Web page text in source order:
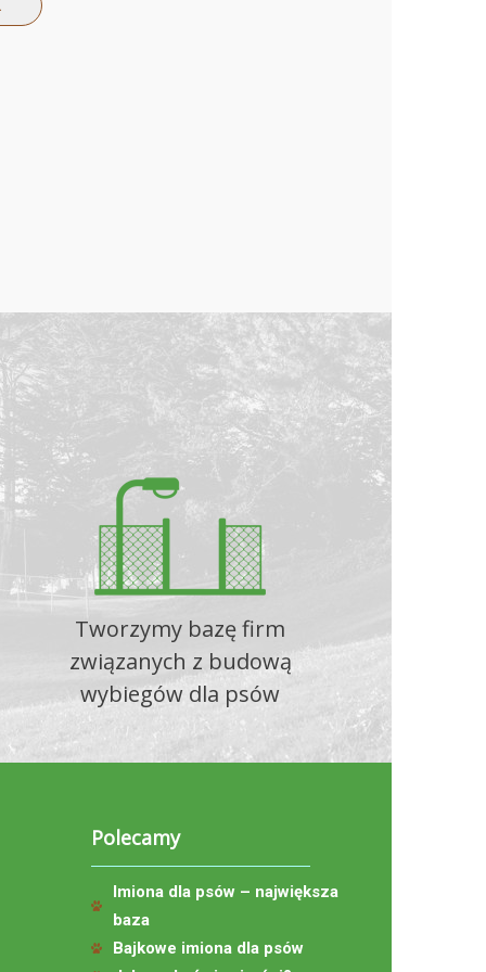
Tworzymy bazę firm
związanych z budową
wybiegów dla psów
Polecamy
Imiona dla psów – największa
baza
Bajkowe imiona dla psów